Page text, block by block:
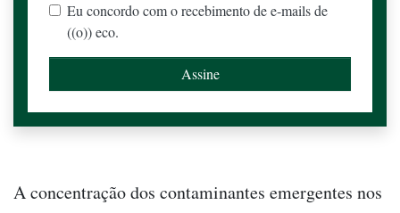
Eu concordo com o recebimento de e-mails de
((o)) eco.
A concentração dos contaminantes emergentes nos